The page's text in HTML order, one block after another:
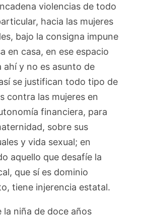
violencias de todo
hacia las mujeres
bajo la consigna impune
en casa, en ese espacio
ahí y no es asunto de
se justifican todo tipo de
contra las mujeres en
financiera, para
sobre sus
y vida sexual; en
aquello que desafíe la
que sí es dominio
tiene injerencia estatal.
la niña de doce años